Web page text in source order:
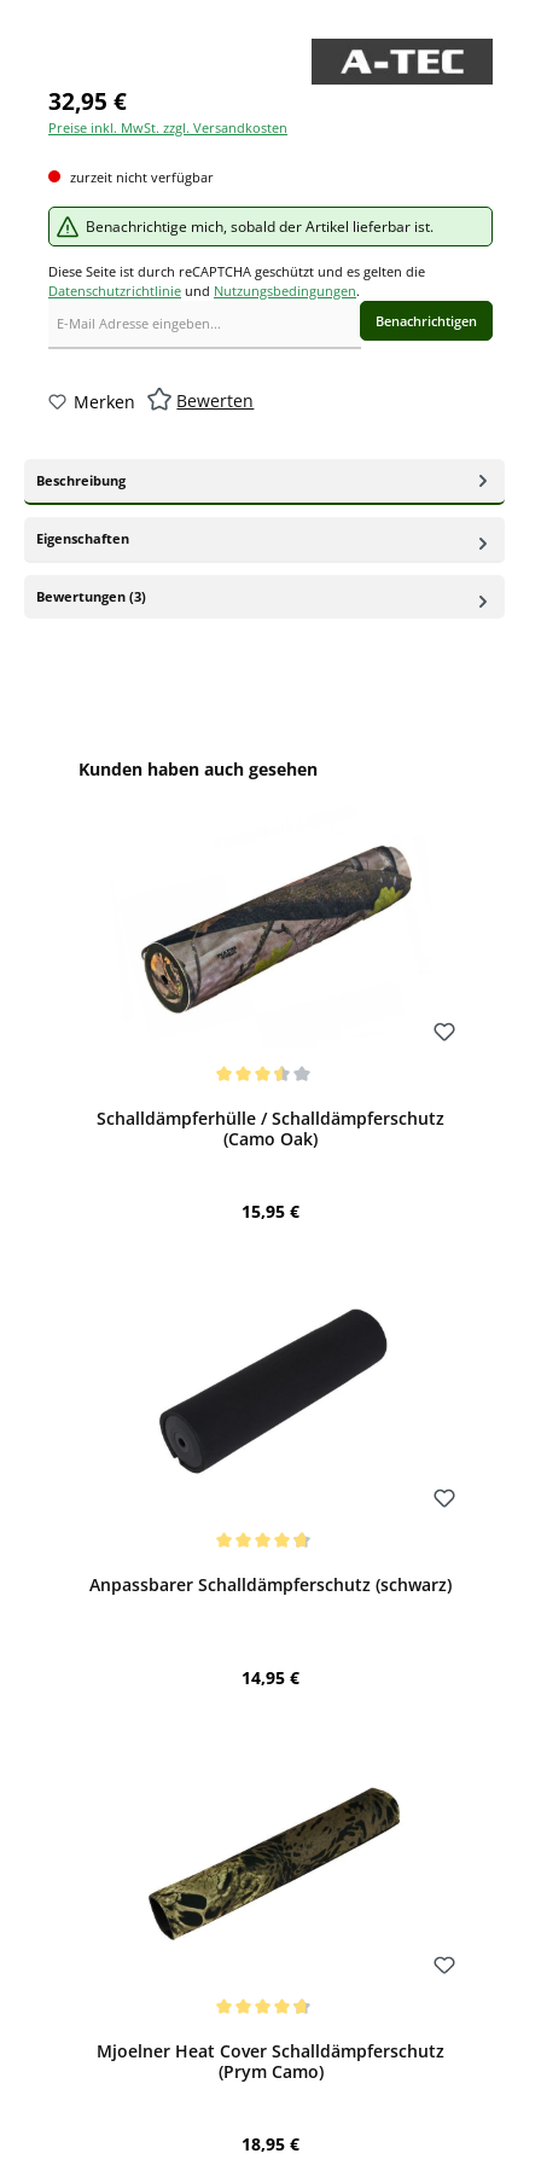
32,95 €
Preise inkl. MwSt. zzgl. Versandkosten
zurzeit nicht verfügbar
Benachrichtige mich, sobald der Artikel lieferbar ist.
Diese Seite ist durch reCAPTCHA geschützt und es gelten die
Datenschutzrichtlinie und Nutzungsbedingungen.
Benachrichtigen
Merken Bewerten
Beschreibung
Eigenschaften
Bewertungen (3)
Produktgalerie überspringen
Kunden haben auch gesehen
Schalldämpferhülle / Schalldämpferschutz
(Camo Oak)
Regulärer Preis:
15,95 €
Anpassbarer Schalldämpferschutz (schwarz)
Regulärer Preis:
14,95 €
Mjoelner Heat Cover Schalldämpferschutz
(Prym Camo)
Regulärer Preis:
18,95 €